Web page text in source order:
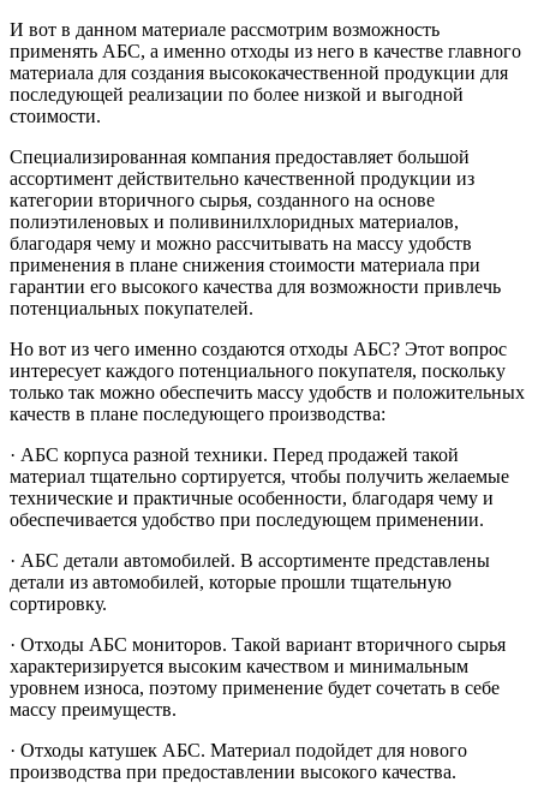
И вот в данном материале рассмотрим возможность
применять АБС, а именно отходы из него в качестве главного
материала для создания высококачественной продукции для
последующей реализации по более низкой и выгодной
стоимости.
Специализированная компания предоставляет большой
ассортимент действительно качественной продукции из
категории вторичного сырья, созданного на основе
полиэтиленовых и поливинилхлоридных материалов,
благодаря чему и можно рассчитывать на массу удобств
применения в плане снижения стоимости материала при
гарантии его высокого качества для возможности привлечь
потенциальных покупателей.
Но вот из чего именно создаются отходы АБС? Этот вопрос
интересует каждого потенциального покупателя, поскольку
только так можно обеспечить массу удобств и положительных
качеств в плане последующего производства:
· АБС корпуса разной техники. Перед продажей такой
материал тщательно сортируется, чтобы получить желаемые
технические и практичные особенности, благодаря чему и
обеспечивается удобство при последующем применении.
· АБС детали автомобилей. В ассортименте представлены
детали из автомобилей, которые прошли тщательную
сортировку.
· Отходы АБС мониторов. Такой вариант вторичного сырья
характеризируется высоким качеством и минимальным
уровнем износа, поэтому применение будет сочетать в себе
массу преимуществ.
· Отходы катушек АБС. Материал подойдет для нового
производства при предоставлении высокого качества.